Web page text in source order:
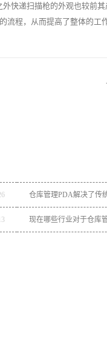
快递扫描枪的外观也较前
程，从而提高了整体的工作
仓库管理PDA解决了传
现在哪些行业对于仓库